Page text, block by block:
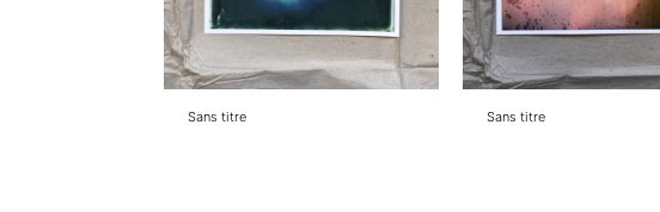
Sans titre Sans titre